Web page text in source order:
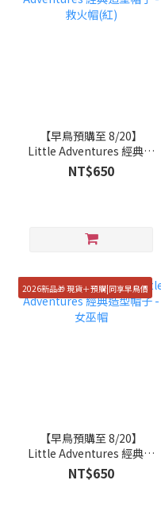
【早鳥預購至 8/20】
Little Adventures 經典造
型帽子 - 救火帽(紅)
NT$650
2026新品🎁 現貨＋預購|同享早鳥價
【早鳥預購至 8/20】
Little Adventures 經典造
型帽子 - 女巫帽
NT$650